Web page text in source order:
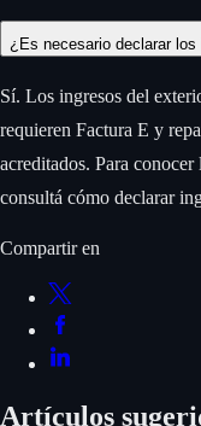
¿Es necesario declarar
Sí. Los ingresos del
requieren Factura E y
acreditados. Para
consultá cómo declarar
Compartir en
Artículos